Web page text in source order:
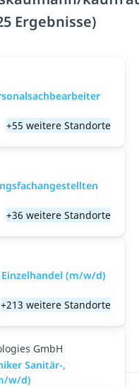
Ergebnisse)
+55 weitere Standorte
+36 weitere Standorte
(m/w/d)
+213 weitere Standorte
GmbH
Sanitär-,
w/d)